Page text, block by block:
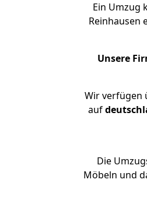
Ein Umzug
Reinhausen
Unsere
Wir verfügen
auf
Die
Möbeln und